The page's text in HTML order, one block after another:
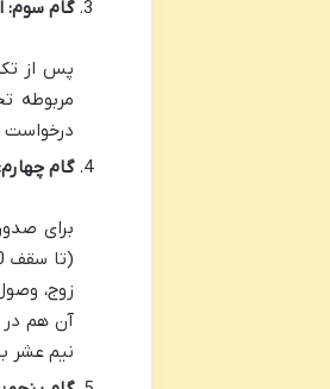
گام سوم:
پس از
مربوطه
درخواست
گام
زوج،
آن هم در
نیم عشر